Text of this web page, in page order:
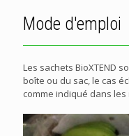
Mode d'emploi
Les sachets BioXTEND
boîte ou du sac, le cas
comme indiqué dans